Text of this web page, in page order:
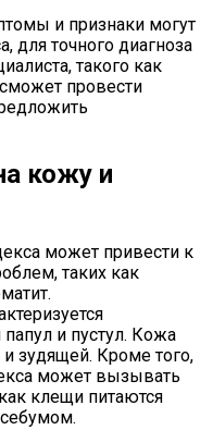
и признаки могут
для точного диагноза
такого как
провести
кожу и
может привести к
таких как
и пустул. Кожа
зудящей. Кроме того,
может вызывать
клещи питаются